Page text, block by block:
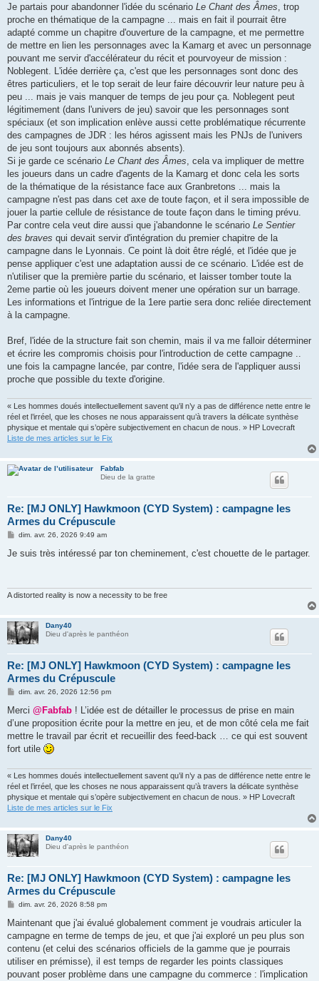
Je partais pour abandonner l'idée du scénario Le Chant des Âmes , trop
proche en thématique de la campagne ... mais en fait il pourrait être
adapté comme un chapitre d'ouverture de la campagne, et me permettre
de mettre en lien les personnages avec la Kamarg et avec un personnage
pouvant me servir d'accélérateur du récit et pourvoyeur de mission :
Noblegent. L'idée derrière ça, c'est que les personnages sont donc des
êtres particuliers, et le top serait de leur faire découvrir leur nature peu à
peu ... mais je vais manquer de temps de jeu pour ça. Noblegent peut
légitimement (dans l'univers de jeu) savoir que les personnages sont
spéciaux (et son implication enlève aussi cette problématique récurrente
des campagnes de JDR : les héros agissent mais les PNJs de l'univers
de jeu sont toujours aux abonnés absents).
Si je garde ce scénario Le Chant des Âmes , cela va impliquer de mettre
les joueurs dans un cadre d'agents de la Kamarg et donc cela les sorts
de la thématique de la résistance face aux Granbretons ... mais la
campagne n'est pas dans cet axe de toute façon, et il sera impossible de
jouer la partie cellule de résistance de toute façon dans le timing prévu.
Par contre cela veut dire aussi que j'abandonne le scénario Le Sentier
des braves qui devait servir d'intégration du premier chapitre de la
campagne dans le Lyonnais. Ce point là doit être réglé, et l'idée que je
pense appliquer c'est une adaptation aussi de ce scénario. L'idée est de
n'utiliser que la première partie du scénario, et laisser tomber toute la
2eme partie où les joueurs doivent mener une opération sur un barrage.
Les informations et l'intrigue de la 1ere partie sera donc reliée directement
à la campagne.
Bref, l'idée de la structure fait son chemin, mais il va me falloir déterminer
et écrire les compromis choisis pour l'introduction de cette campagne ..
une fois la campagne lancée, par contre, l'idée sera de l'appliquer aussi
proche que possible du texte d'origine.
« Les hommes doués intellectuellement savent qu’il n’y a pas de différence nette entre le
réel et l’irréel, que les choses ne nous apparaissent qu’à travers la délicate synthèse
physique et mentale qui s’opère subjectivement en chacun de nous. » HP Lovecraft
Liste de mes articles sur le Fix
Fabfab
Dieu de la gratte
Re: [MJ ONLY] Hawkmoon (CYD System) : campagne les
Armes du Crépuscule
M
s
dim. avr. 26, 2026 9:49 am
Je suis très intéressé par ton cheminement, c'est chouette de le partager.
A distorted reality is now a necessity to be free
Dany40
Dieu d'après le panthéon
Re: [MJ ONLY] Hawkmoon (CYD System) : campagne les
Armes du Crépuscule
M
s
a
g
dim. avr. 26, 2026 12:56 pm
Merci @Fabfab ! L’idée est de détailler le processus de prise en main
d’une proposition écrite pour la mettre en jeu, et de mon côté cela me fait
mettre le travail par écrit et recueillir des feed-back … ce qui est souvent
fort utile
« Les hommes doués intellectuellement savent qu’il n’y a pas de différence nette entre le
réel et l’irréel, que les choses ne nous apparaissent qu’à travers la délicate synthèse
physique et mentale qui s’opère subjectivement en chacun de nous. » HP Lovecraft
Liste de mes articles sur le Fix
Dany40
Dieu d'après le panthéon
Re: [MJ ONLY] Hawkmoon (CYD System) : campagne les
Armes du Crépuscule
M
s
a
g
dim. avr. 26, 2026 8:58 pm
Maintenant que j'ai évalué globalement comment je voudrais articuler la
campagne en terme de temps de jeu, et que j'ai exploré un peu plus son
contenu (et celui des scénarios officiels de la gamme que je pourrais
utiliser en prémisse), il est temps de regarder les points classiques
pouvant poser problème dans une campagne du commerce : l'implication